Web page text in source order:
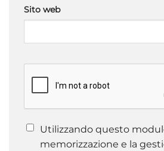
Sito web
Utilizzando questo
memorizzazione e la